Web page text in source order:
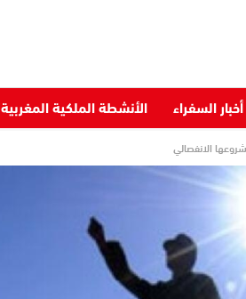
السفراء الأنشطة الملكية المغربية
الانفصالي